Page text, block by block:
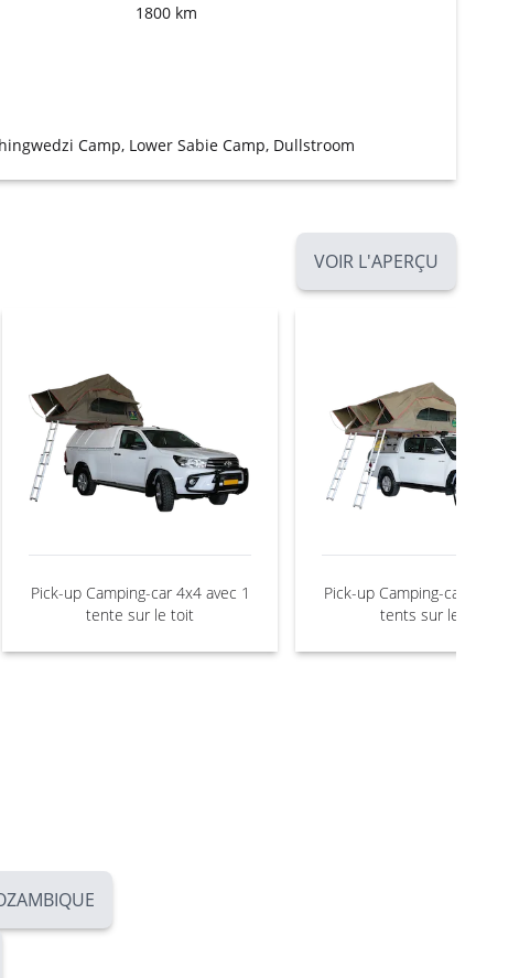
1800 km
Camp, Lower Sabie Camp, Dullstroom
VOIR L'APERÇU
Pick-up Camping-car 4x4 avec 1
tente sur le toit
Pick-up Camping-car 4x4
tents sur le toit